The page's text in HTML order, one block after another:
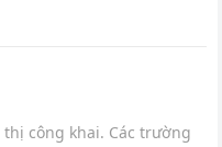
công khai. Các trường